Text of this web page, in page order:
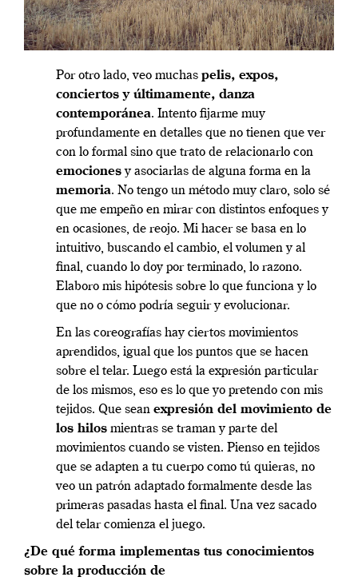
Por otro lado, veo muchas pelis, expos,
conciertos y últimamente, danza
contemporánea. Intento fijarme muy
profundamente en detalles que no tienen que ver
con lo formal sino que trato de relacionarlo con
emocionesy asociarlas de alguna forma en la
memoria. No tengo un método muy claro, solo sé
que me empeño en mirar con distintos enfoques y
en ocasiones, de reojo. Mi hacer se basa en lo
intuitivo, buscando el cambio, el volumen y al
final, cuando lo doy por terminado, lo razono.
Elaboro mis hipótesis sobre lo que funciona y lo
que no o cómo podría seguir y evolucionar.
En las coreografías hay ciertos movimientos
aprendidos, igual que los puntos que se hacen
sobre el telar. Luego está la expresión particular
de los mismos, eso es lo que yo pretendo con mis
tejidos. Que sean expresión del movimiento de
los hilos mientras se traman y parte del
movimientos cuando se visten. Pienso en tejidos
que se adapten a tu cuerpo como tú quieras, no
veo un patrón adaptado formalmente desde las
primeras pasadas hasta el final. Una vez sacado
del telar comienza el juego.
¿De qué forma implementas tus conocimientos
sobre la producción de